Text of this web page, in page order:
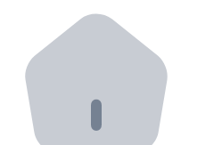
Distributeurs
Intégrez un ATM Bitnovo
API Bitnovo
Intégrez notre API dans